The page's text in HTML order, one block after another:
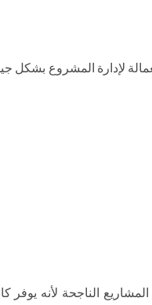
لإدارة المشروع بشكل
الناجحة لأنه يوفر